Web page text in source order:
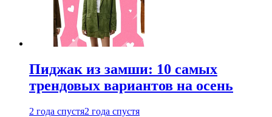
Пиджак из замши: 10 самых
трендовых вариантов на осень
2 года спустя2 года спустя